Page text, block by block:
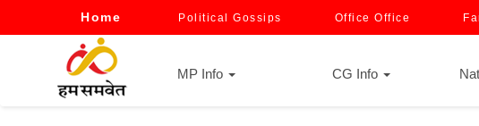
Home Political Gossips Office Office
MP Info CG Info